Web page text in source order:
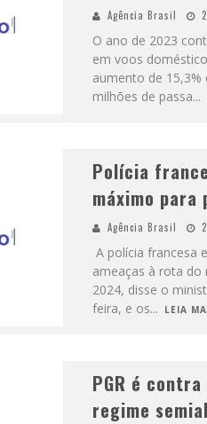
Agência Brasil
O ano de 2023
em voos
aumento de 15,3%
milhões de passa...
Polícia
máximo para
Agência Brasil
A polícia francesa
ameaças à rota do
2024, disse o
feira, e os... LEIA
PGR é
regime